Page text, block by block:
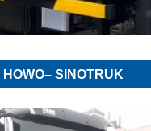
HOWO– SINOTRUK